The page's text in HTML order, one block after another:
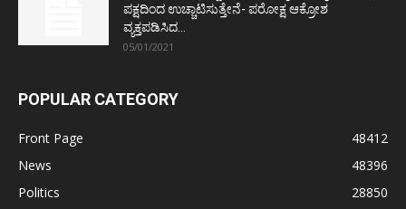
ಪಕ್ಷದಿಂದ ಉಚ್ಚಾಟಿಸುತ್ತೇನೆ- ಪರೋಕ್ಷ ಆಕ್ರೋಶ
ವ್ಯಕ್ತಪಡಿಸಿದ...
05/01/2021
POPULAR CATEGORY
Front Page
48412
News
48396
Politics
28850